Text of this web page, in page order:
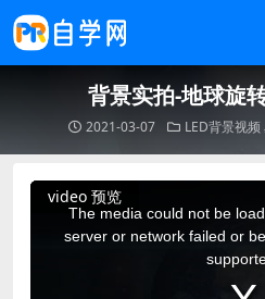
背景实拍-地球旋
2021-03-07 LED背景视频
video 预览
This
The media could not be
server or network failed or